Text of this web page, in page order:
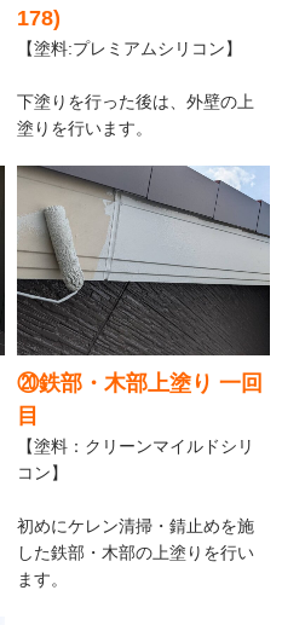
178)
【塗料:プレミアムシリコン】
下塗りを行った後は、外壁の上
塗りを行います。
⑳鉄部・木部上塗り 一回
目
【塗料：クリーンマイルドシリ
コン】
初めにケレン清掃・錆止めを施
した鉄部・木部の上塗りを行い
ます。